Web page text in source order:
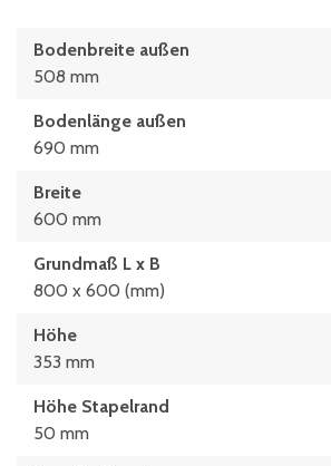
Bodenbreite außen
508 mm
Bodenlänge außen
690 mm
Breite
600 mm
Grundmaß L x B
800 x 600 (mm)
Höhe
353 mm
Höhe Stapelrand
50 mm